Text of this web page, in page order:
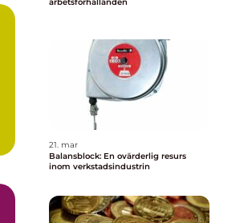
21. mar
Balansblock: En ovärderlig resurs
inom verkstadsindustrin